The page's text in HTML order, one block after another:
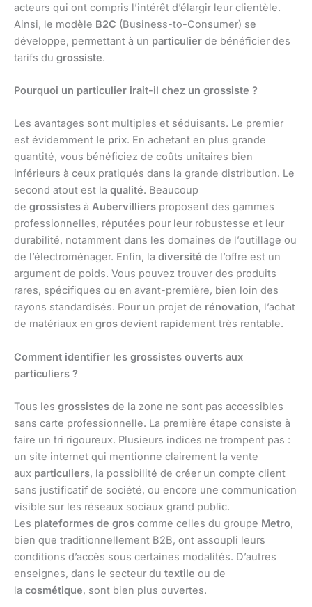
acteurs qui ont compris l’intérêt d’élargir leur clientèle.
Ainsi, le modèle B2C (Business-to-Consumer) se
développe, permettant à un particulier de bénéficier des
tarifs du grossiste.
Pourquoi un particulier irait-il chez un grossiste ?
Les avantages sont multiples et séduisants. Le premier
est évidemment le prix. En achetant en plus grande
quantité, vous bénéficiez de coûts unitaires bien
inférieurs à ceux pratiqués dans la grande distribution. Le
second atout est la qualité. Beaucoup
de grossistes à Aubervilliers proposent des gammes
professionnelles, réputées pour leur robustesse et leur
durabilité, notamment dans les domaines de l’outillage ou
de l’électroménager. Enfin, la diversité de l’offre est un
argument de poids. Vous pouvez trouver des produits
rares, spécifiques ou en avant-première, bien loin des
rayons standardisés. Pour un projet de rénovation, l’achat
de matériaux en gros devient rapidement très rentable.
Comment identifier les grossistes ouverts aux
particuliers ?
Tous les grossistes de la zone ne sont pas accessibles
sans carte professionnelle. La première étape consiste à
faire un tri rigoureux. Plusieurs indices ne trompent pas :
un site internet qui mentionne clairement la vente
aux particuliers, la possibilité de créer un compte client
sans justificatif de société, ou encore une communication
visible sur les réseaux sociaux grand public.
Les plateformes de gros comme celles du groupe Metro,
bien que traditionnellement B2B, ont assoupli leurs
conditions d’accès sous certaines modalités. D’autres
enseignes, dans le secteur du textile ou de
la cosmétique, sont bien plus ouvertes.